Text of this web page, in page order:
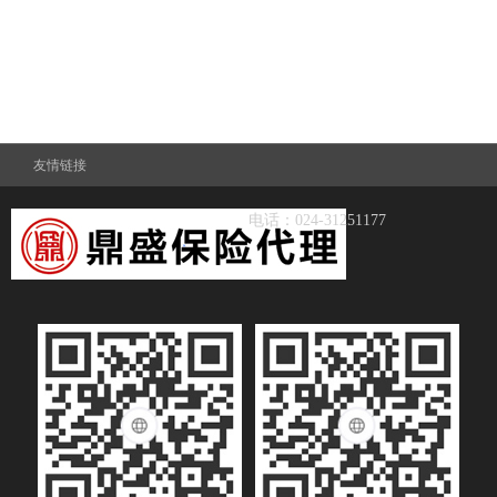
友情链接
电话：024-31251177